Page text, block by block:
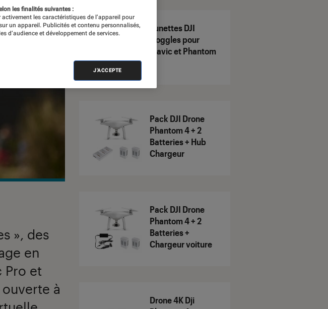
», des
en
Pro et
à
Lunettes DJI
Goggles pour
Mavic et Phantom
Pack DJI Drone
Phantom 4 + 2
Batteries + Hub
Chargeur
Pack DJI Drone
Phantom 4 + 2
Batteries +
Chargeur voiture
Drone 4K Dji
les finalités suivantes :
les caractéristiques de l’appareil pour
un appareil. Publicités et contenu personnalisés,
d’audience et développement de services.
J'ACCEPTE